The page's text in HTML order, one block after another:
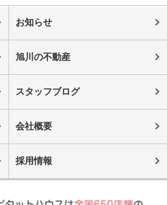
お知らせ
旭川の不動産
スタッフブログ
会社概要
採用情報